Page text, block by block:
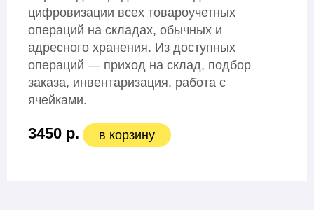
цифровизации всех товароучетных
операций на складах, обычных и
адресного хранения. Из доступных
операций — приход на склад, подбор
заказа, инвентаризация, работа с
ячейками.
3450 р. в корзину